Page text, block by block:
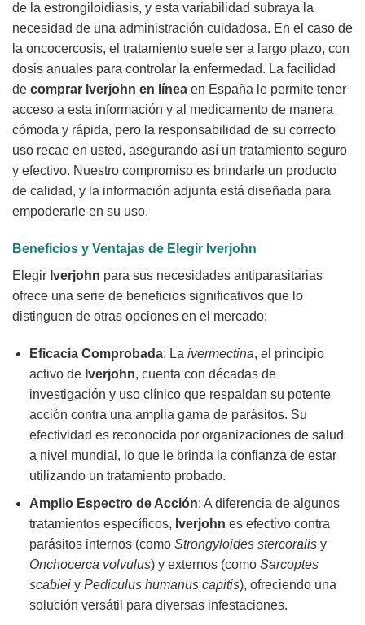
de la estrongiloidiasis, y esta variabilidad subraya la
necesidad de una administración cuidadosa. En el caso de
la oncocercosis, el tratamiento suele ser a largo plazo, con
dosis anuales para controlar la enfermedad. La facilidad
de comprar Iverjohn en línea en España le permite tener
acceso a esta información y al medicamento de manera
cómoda y rápida, pero la responsabilidad de su correcto
uso recae en usted, asegurando así un tratamiento seguro
y efectivo. Nuestro compromiso es brindarle un producto
de calidad, y la información adjunta está diseñada para
empoderarle en su uso.
Beneficios y Ventajas de Elegir Iverjohn
Elegir Iverjohn para sus necesidades antiparasitarias
ofrece una serie de beneficios significativos que lo
distinguen de otras opciones en el mercado:
Eficacia Comprobada: La ivermectina, el principio
activo de Iverjohn, cuenta con décadas de
investigación y uso clínico que respaldan su potente
acción contra una amplia gama de parásitos. Su
efectividad es reconocida por organizaciones de salud
a nivel mundial, lo que le brinda la confianza de estar
utilizando un tratamiento probado.
Amplio Espectro de Acción: A diferencia de algunos
tratamientos específicos, Iverjohn es efectivo contra
parásitos internos (como Strongyloides stercoralisy
Onchocerca volvulus) y externos (como Sarcoptes
scabieiy Pediculus humanus capitis), ofreciendo una
solución versátil para diversas infestaciones.